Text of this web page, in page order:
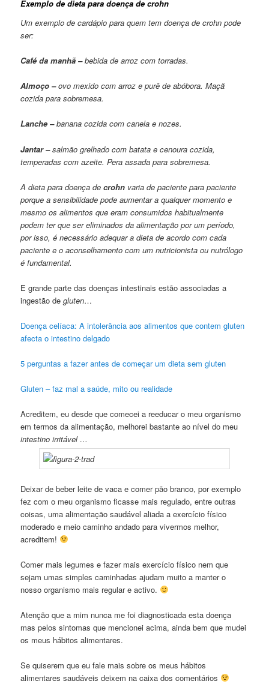
Exemplo de dieta para doença de crohn
Um exemplo de cardápio para quem tem doença de crohn pode
ser:
Café da manhã –bebida de arroz com torradas.
Almoço –ovo mexido com arroz e purê de abóbora. Maçã
cozida para sobremesa.
Lanche –banana cozida com canela e nozes.
Jantar –salmão grelhado com batata e cenoura cozida,
temperadas com azeite. Pera assada para sobremesa.
A dieta para doença decrohn varia de paciente para paciente
porque a sensibilidade pode aumentar a qualquer momento e
mesmo os alimentos que eram consumidos habitualmente
podem ter que ser eliminados da alimentação por um período,
por isso, é necessário adequar a dieta de acordo com cada
paciente e o aconselhamento com um nutricionista ou nutrólogo
é fundamental.
E grande parte das doenças intestinais estão associadas a
ingestão degluten…
Doença celíaca: A intolerância aos alimentos que contem gluten
afecta o intestino delgado
5 perguntas a fazer antes de começar um dieta sem gluten
Gluten – faz mal a saúde, mito ou realidade
Acreditem, eu desde que comecei a reeducar o meu organismo
em termos da alimentação, melhorei bastante ao nível do meu
intestino irritável …
Deixar de beber leite de vaca e comer pão branco, por exemplo
fez com o meu organismo ficasse mais regulado, entre outras
coisas, uma alimentação saudável aliada a exercício físico
moderado e meio caminho andado para vivermos melhor,
acreditem!
Comer mais legumes e fazer mais exercício físico nem que
sejam umas simples caminhadas ajudam muito a manter o
nosso organismo mais regular e activo.
Atenção que a mim nunca me foi diagnosticada esta doença
mas pelos sintomas que mencionei acima, ainda bem que mudei
os meus hábitos alimentares.
Se quiserem que eu fale mais sobre os meus hábitos
alimentares saudáveis deixem na caixa dos comentários